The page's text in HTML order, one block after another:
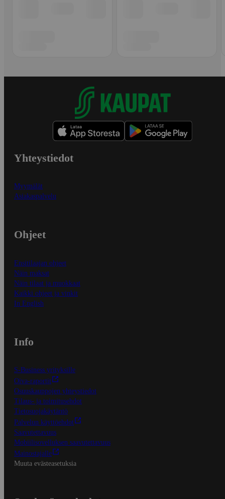
Yhteystiedot
Myymälät
Asiakaspalvelu
Ohjeet
Ensitilaajan ohjeet
Näin maksat
Näin tilaat ja muokkaat
Kaikki ohjeet ja vinkit
In English
Info
S-Business yrityksille
Oiva-raportit
Osuuskauppojen yhteystiedot
Tilaus- ja toimitusehdot
Tietosuojakäytäntö
Palvelun käyttöehdot
Saavutettavuus
Mobiilisovelluksen saavutettavuus
Mainostajalle
Muuta evästeasetuksia